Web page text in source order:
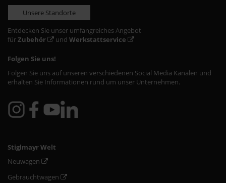
Unsere Standorte
Entdecken Sie unser umfangreiches Angebot
fürZubehör und Werkstattservice
Folgen Sie uns!
Folgen Sie uns auf unseren verschiedenen Social Media Kanälen und
erhalten Sie Informationen rund um unser Unternehmen.
Stiglmayr Welt
Neuwagen
Gebrauchtwagen